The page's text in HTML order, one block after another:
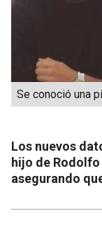
Se conoció una
Los nuevos
hijo de
asegurando